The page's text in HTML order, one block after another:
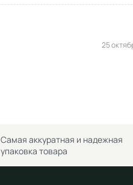
25
Самая аккуратная и надежная
упаковка товара